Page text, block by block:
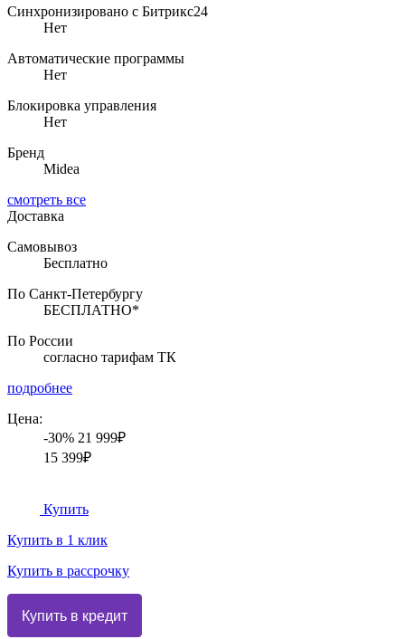
Синхронизировано с Битрикс24
Нет
Автоматические программы
Нет
Блокировка управления
Нет
Бренд
Midea
смотреть все
Доставка
Самовывоз
Бесплатно
По Санкт-Петербургу
БЕСПЛАТНО*
По России
согласно тарифам ТК
подробнее
Цена:
-30% 21 999₽
15 399₽
Купить
Купить в 1 клик
Купить в рассрочку